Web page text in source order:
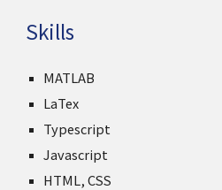
Skills
MATLAB
LaTex
Typescript
Javascript
HTML, CSS